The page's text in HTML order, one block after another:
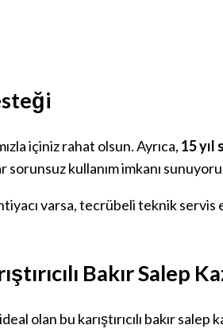
içiniz rahat olsun. Ayrıca, 15
sorunsuz kullanım imkanı
varsa, tecrübeli teknik
Bakır Salep
bu karıştırıcılı bakır salep